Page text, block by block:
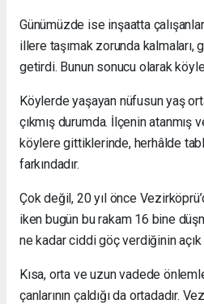
Günümüzde ise inşaatta
illere taşımak zorunda kalmaları,
getirdi. Bunun sonucu olarak
Köylerde yaşayan nüfusun yaş
çıkmış durumda. İlçenin
köylere gittiklerinde, herhâlde
farkındadır.
Çok değil, 20 yıl önce
iken bugün bu rakam 16 bine
ne kadar ciddi göç verdiğinin
Kısa, orta ve uzun vadede
çanlarının çaldığı da ortadadır.